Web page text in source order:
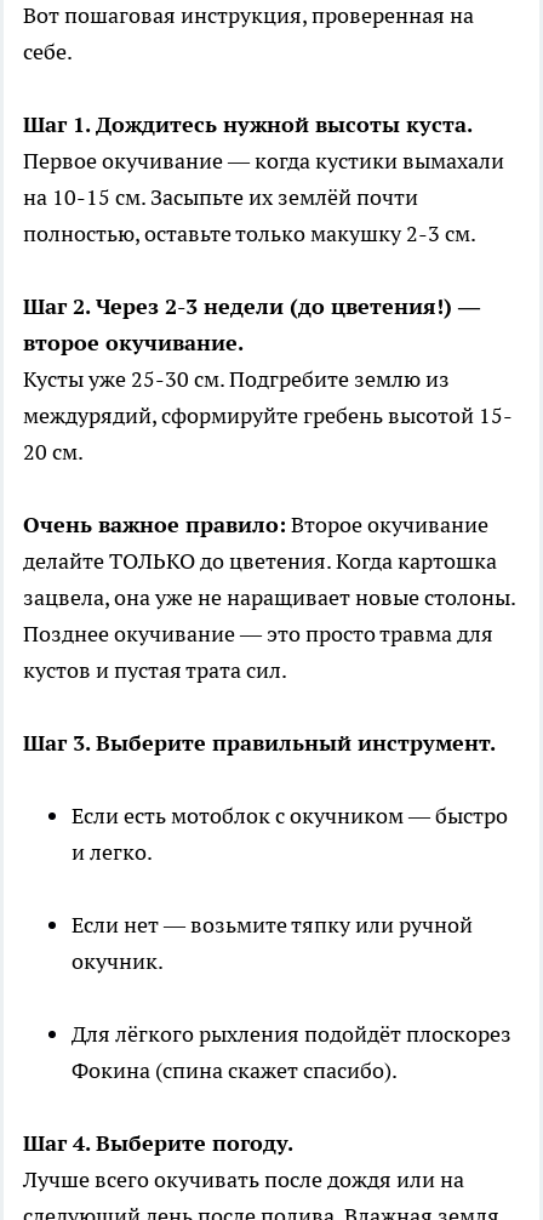
Вот пошаговая инструкция, проверенная на
себе.
Шаг 1. Дождитесь нужной высоты куста.
Первое окучивание — когда кустики вымахали
на 10-15 см. Засыпьте их землёй почти
полностью, оставьте только макушку 2-3 см.
Шаг 2. Через 2-3 недели (до цветения!) —
второе окучивание.
Кусты уже 25-30 см. Подгребите землю из
междурядий, сформируйте гребень высотой 15-
20 см.
Очень важное правило: Второе окучивание
делайте ТОЛЬКО до цветения. Когда картошка
зацвела, она уже не наращивает новые столоны.
Позднее окучивание — это просто травма для
кустов и пустая трата сил.
Шаг 3. Выберите правильный инструмент.
Если есть мотоблок с окучником — быстро
и легко.
Если нет — возьмите тяпку или ручной
окучник.
Для лёгкого рыхления подойдёт плоскорез
Фокина (спина скажет спасибо).
Шаг 4. Выберите погоду.
Лучше всего окучивать после дождя или на